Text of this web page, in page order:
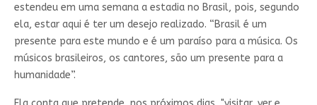
estendeu em uma semana a estadia no Brasil, pois, segundo
ela, estar aqui é ter um desejo realizado. “Brasil é um
presente para este mundo e é um paraíso para a música. Os
músicos brasileiros, os cantores, são um presente para a
humanidade”.